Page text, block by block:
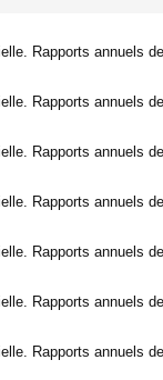
Rapports annuels
Rapports annuels
Rapports annuels
Rapports annuels
Rapports annuels
Rapports annuels
Rapports annuels